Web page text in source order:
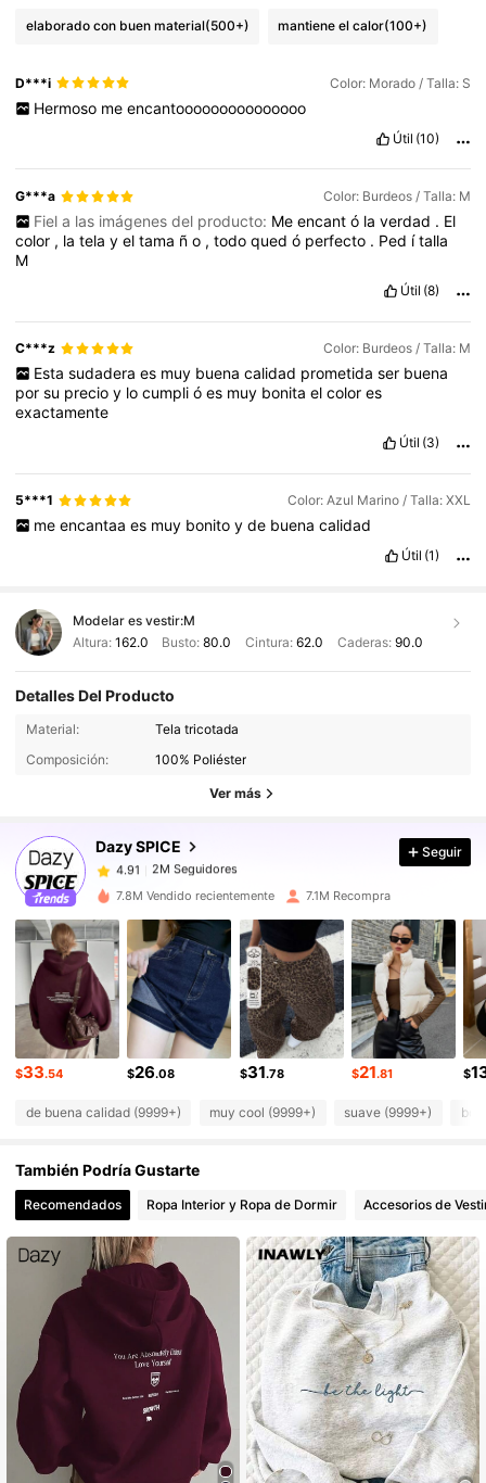
elaborado con buen material(500+) mantiene el calor(100+)
D***i Color: Morado / Talla: S
Hermoso me encantooooooooooooooo
Útil (10)
G***a Color: Burdeos / Talla: M
Fiel a las imágenes del producto: Me encant ó la verdad . El
color , latelayeltama ño ,todoquedó perfecto . Ped ítalla
M
Útil (8)
C***z Color: Burdeos / Talla: M
Esta sudadera es muy buena calidad prometida ser buena
porsu precioy locumplióes muy bonitaelcolores
exactamente
Útil (3)
5***1 Color: Azul Marino / Talla: XXL
me encantaa es muy bonito y de buena calidad
Útil (1)
Modelar es vestir:M
Altura: 162.0 Busto:80.0 Cintura: 62.0 Caderas: 90.0
Detalles Del Producto
Material:
Tela tricotada
Composición:
100% Poliéster
Ver más
Dazy SPICE
2M Seguidores
2M Seguidores
4.91
2M Seguidores
z***0
seguidoHace 6 horas
4.91
4.91 2M Seguidores
4.91 2M Seguidores
4.91 2M Seguidores
4.91 2M Seguidores
4.91 2M Seguidores
Seguir
7.8M Vendido recientemente 7.1M Recompra
$33.54 $26.08 $31.78 $21.81 $
de buena calidad (9999+) muy cool (9999+) suave (9999+)
También Podría Gustarte
Recomendados Ropa Interior y Ropa de Dormir Accesorios de